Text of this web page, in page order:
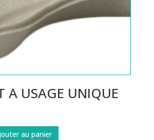
A USAGE UNIQUE
au panier